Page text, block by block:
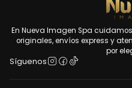
En Nueva Imagen Spa
originales, envíos express y
por
Síguenos